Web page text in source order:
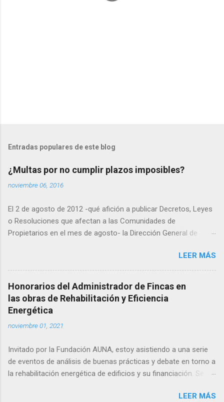
Entradas populares de este blog
¿Multas por no cumplir plazos imposibles?
noviembre 06, 2016
El 2 de agosto de 2012 -qué afición a publicar Decretos, Leyes
o Resoluciones que afectan a las Comunidades de
Propietarios en el mes de agosto- la Dirección General de
en el BOCM la Resolución por la que se publicaban las
instrucciones para la realización de inspecciones periódicas de
las instalaciones comunes en edificios de viviendas. En dicha
resolución se indica que todos los edificios de viviendas de
potencia total instalada superior a 100 kw deben ser objeto de
una inspección de sus instalaciones eléctricas comunes antes
del 18 de septiembre de 2013. En su anexo I, se expone que
en cuenta los siguientes aspectos: - Se considera que
deberán realizar la inspección periódica de las instalaciones
eléctricas comunes cada diez años, los edificios destinados a
LEER MÁS
Honorarios del Administrador de Fincas en
las obras de Rehabilitación y Eficiencia
Energética
noviembre 01, 2021
Invitado por la Fundación AUNA, estoy asistiendo a una serie
de eventos de análisis de buenas prácticas y debate en torno a
la rehabilitación energética de edificios y su financiación. Se
se dialoga y analizan los ciclos de la Demanda, de la Oferta y
LEER MÁS